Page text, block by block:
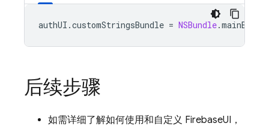
authUI .customStringsBundle = NSBundle.
后续步骤
如需详细了解如何使用和自定义 FirebaseUI，